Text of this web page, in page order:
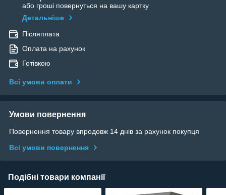
або гроші повернуться на вашу картку
Детальніше
Післяплата
Оплата на рахунок
Готівкою
Всі умови оплати
Умови повернення
Повернення товару впродовж 14 днів за рахунок покупця
Всі умови повернення
Подібні товари компанії